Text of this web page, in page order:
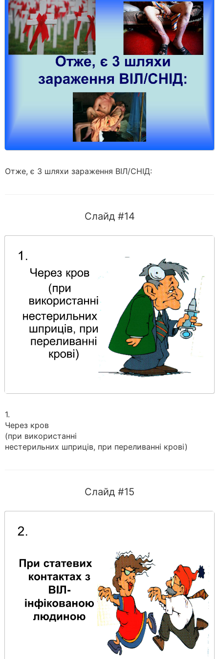
Отже, є 3 шляхи зараження ВІЛ/СНІД:
Слайд #14
1.
Через кров
(при використанні
нестерильних шприців, при переливанні крові)
Слайд #15